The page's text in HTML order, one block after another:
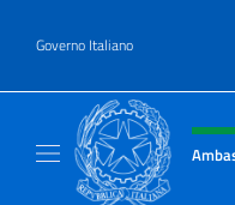
Governo Italiano
Intestazione